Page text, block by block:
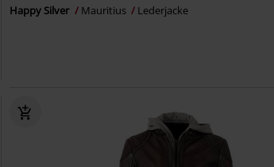
Happy Silver Mauritius Lederjacke